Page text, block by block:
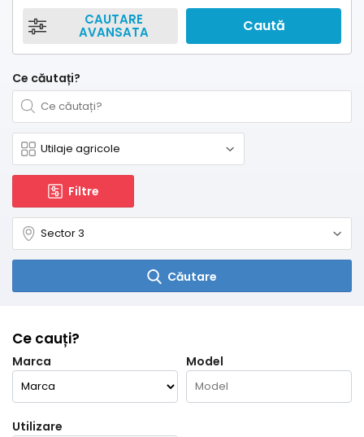
CAUTARE
AVANSATA Caută
Ce căutați?
Filtre
Căutare
Ce cauți?
Marca Model
Utilizare